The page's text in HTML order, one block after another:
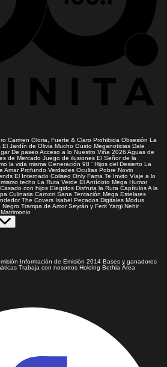
Carmen Gloria, Fuerte & Claro Prohibida Obsesión La
El Jardín de Olivia Mucho Gusto Meganoticias Dale
De paseoAcceso a lo Nuestro Viña 2026 Aguas de
de Mercado Juego de ilusiones El Señor de la
la vida misma Generación 98 ' Hijos del Desierto La
Amar Profundo Verdades Ocultas Pobre Novio
El Internado Coliseo Only Fama Te Invito Viaje a lo
techo La Ruta Verde El Antídoto Mega Humor
Casado con hijos Elegidos Disfruta la Ruta CapítulosA la
Culinaria Carozzi Sana Tentación Mega Estelares
The Covers Isabel Pecados Digitales Modus
Negro Trampa de Amor Seyrán y Ferit Yargi Nehir
Información de Emisión 2014 Bases y ganadores
Trabaja con nosotros Holding Bethia Área